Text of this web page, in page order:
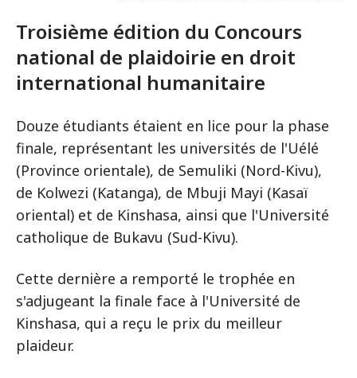
Troisième édition du Concours
national de plaidoirie en droit
international humanitaire
Douze étudiants étaient en lice pour la phase
finale, représentant les universités de l'Uélé
(Province orientale), de Semuliki (Nord-Kivu),
de Kolwezi (Katanga), de Mbuji Mayi (Kasaï
oriental) et de Kinshasa, ainsi que l'Université
catholique de Bukavu (Sud-Kivu).
Cette dernière a remporté le trophée en
s'adjugeant la finale face à l'Université de
Kinshasa, qui a reçu le prix du meilleur
plaideur.